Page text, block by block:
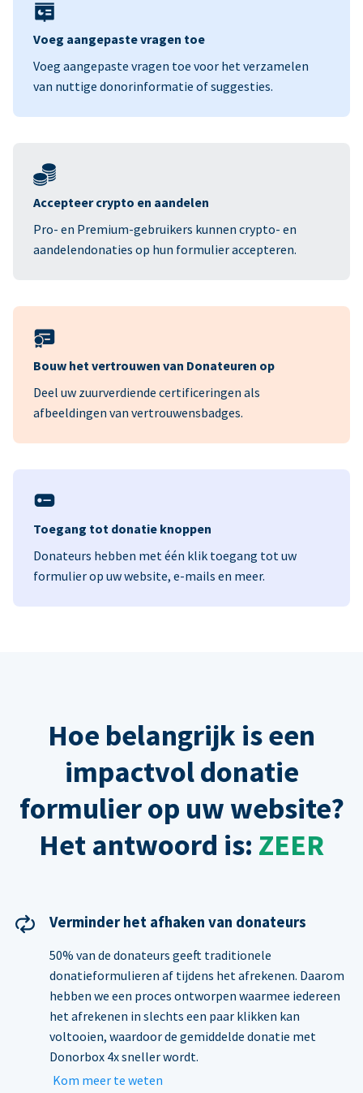
Voeg aangepaste vragen toe
Voeg aangepaste vragen toe voor het verzamelen
van nuttige donorinformatie of suggesties.
Accepteer crypto en aandelen
Pro- en Premium-gebruikers kunnen crypto- en
aandelendonaties op hun formulier accepteren.
Bouw het vertrouwen van Donateuren op
Deel uw zuurverdiende certificeringen als
afbeeldingen van vertrouwensbadges.
Toegang tot donatie knoppen
Donateurs hebben met één klik toegang tot uw
formulier op uw website, e-mails en meer.
Hoe belangrijk is een
impactvol donatie
formulier op uw website?
Het antwoord is: ZEER
Verminder het afhaken van donateurs
50% van de donateurs geeft traditionele
donatieformulieren af tijdens het afrekenen. Daarom
hebben we een proces ontworpen waarmee iedereen
het afrekenen in slechts een paar klikken kan
voltooien, waardoor de gemiddelde donatie met
Donorbox 4x sneller wordt.
Kom meer te weten